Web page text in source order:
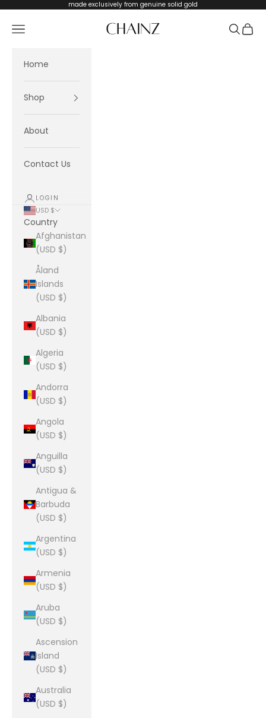
made exclusively from genuine solid gold
CHAINZ
Navigation menu Search
Cart
Home
Shop
About
Contact Us
LOGIN
USD $
Country
Afghanistan
(USD $)
Åland
Islands
(USD $)
Albania
(USD $)
Algeria
(USD $)
Andorra
(USD $)
Angola
(USD $)
Anguilla
(USD $)
Antigua &
Barbuda
(USD $)
Argentina
(USD $)
Armenia
(USD $)
Aruba
(USD $)
Ascension
Island
(USD $)
Australia
(USD $)